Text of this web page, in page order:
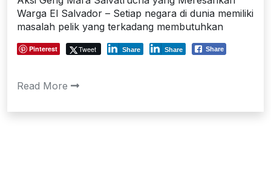
Warga El Salvador – Setiap negara di dunia memiliki
masalah pelik yang terkadang membutuhkan
Pinterest Tweet Share Share Share
Read More